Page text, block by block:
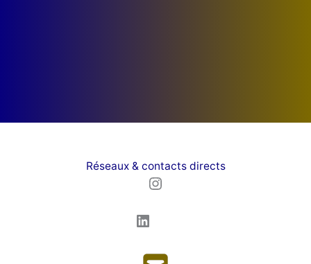
Réseaux & contacts directs
Instagram
LinkedIn